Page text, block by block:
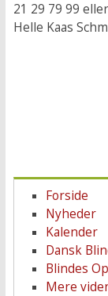
21 29 79 99
Helle Kaas
Forside
Nyheder
Kalender
Dansk
Blindes
Mere